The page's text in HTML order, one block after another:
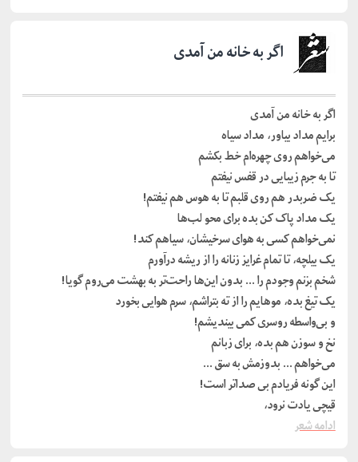
اگر به خانه‌ من آمدی
اگر به خانه‌ من آمدی
برایم مداد بیاور، مداد سیاه
می‌خواهم روی چهره‌ام خط بکشم
تا به جرم زیبایی در قفس نیفتم
یک ضربدر هم روی قلبم تا به هوس هم نیفتم!
یک مداد پاک کن بده برای محو لب‌ها
نمی‌خواهم کسی به هوای سرخیشان، سیاهم کند!
یک بیلچه، تا تمام غرایز زنانه را از ریشه درآورم
شخم بزنم وجودم را … بدون این‌ها راحت‌تر به بهشت می‌روم گویا!
یک تیغ بده، موهایم را از ته بتراشم، سرم هوایی بخورد
و بی‌واسطه روسری کمی بیندیشم!
نخ و سوزن هم بده، برای زبانم
می‌خواهم … بدوزمش به سق …
این گونه فریادم بی صداتر است!
قیچی یادت نرود،
ادامه شعر